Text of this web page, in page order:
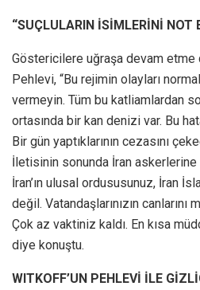
“SUÇLULARIN İSİMLERİNİ NOT
Göstericilere uğraşa devam etme
Pehlevi, “Bu rejimin olayları
vermeyin. Tüm bu katliamlardan
ortasında bir kan denizi var. Bu
Bir gün yaptıklarının cezasını
İletisinin sonunda İran
İran’ın ulusal ordususunuz, İran
değil. Vatandaşlarınızın
Çok az vaktiniz kaldı. En kısa
diye konuştu.
WITKOFF’UN PEHLEVİ İLE